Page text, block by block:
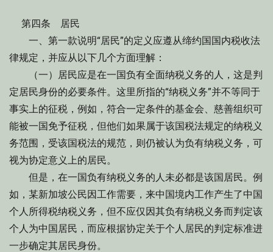
第四条 居民
一、第一款说明“居民”的定义应遵从缔约国国内税收法
律规定，并应从以下几个方面理解：
（一）居民应是在一国负有全面纳税义务的人，这是判
定居民身份的必要条件。这里所指的“纳税义务”并不等同于
事实上的征税，例如，符合一定条件的基金会、慈善组织可
能被一国免予征税，但他们如果属于该国税法规定的纳税义
务范围，受该国税法的规范，则仍被认为负有纳税义务，可
视为协定意义上的居民。
但是，在一国负有纳税义务的人未必都是该国居民。例
如，某新加坡公民因工作需要，来中国境内工作产生了中国
个人所得税纳税义务，但不应仅因其负有纳税义务而判定该
个人为中国居民，而应根据协定关于个人居民的判定标准进
一步确定其居民身份。